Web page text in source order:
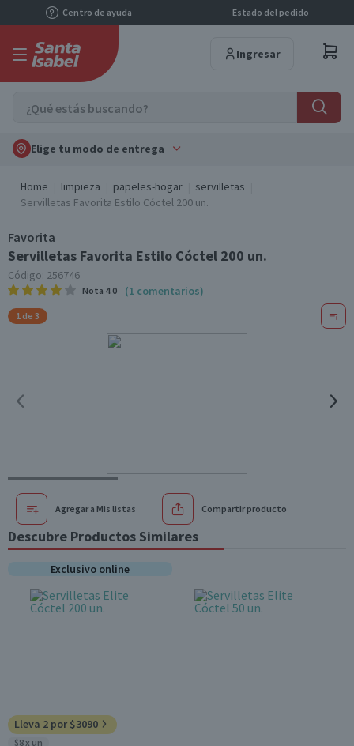
Centro de ayuda Estado del pedido
Ingresar
Elige tu modo de entrega
Home limpieza papeles-hogar
servilletas
Servilletas Favorita Estilo Cóctel 200 un.
Favorita
Servilletas Favorita Estilo Cóctel 200 un.
Código: 256746
Nota 4.0 (1 comentarios)
1 de 3
Agregar a Mis listas Compartir producto
Descubre Productos Similares
Exclusivo online
Lleva 2 por $3090
$8 x un